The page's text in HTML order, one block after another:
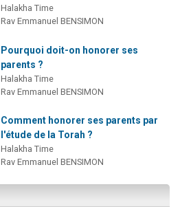
Halakha Time
Rav Emmanuel BENSIMON
Pourquoi doit-on honorer ses
parents ?
Halakha Time
Rav Emmanuel BENSIMON
Comment honorer ses parents par
l'étude de la Torah ?
Halakha Time
Rav Emmanuel BENSIMON